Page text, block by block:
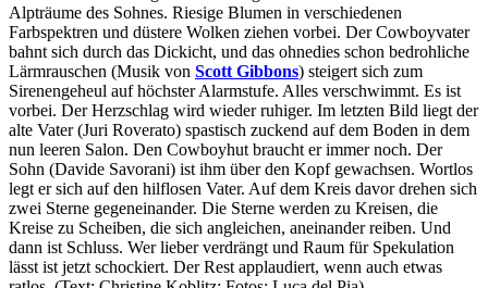
Alpträume des Sohnes. Riesige Blumen in verschiedenen
Farbspektren und düstere Wolken ziehen vorbei. Der Cowboyvater
bahnt sich durch das Dickicht, und das ohnedies schon bedrohliche
Lärmrauschen (Musik von Scott Gibbons) steigert sich zum
Sirenengeheul auf höchster Alarmstufe. Alles verschwimmt. Es ist
vorbei. Der Herzschlag wird wieder ruhiger. Im letzten Bild liegt der
alte Vater(Juri Roverato) spastisch zuckend auf dem Boden in dem
nun leeren Salon. Den Cowboyhut braucht er immer noch. Der
Sohn (Davide Savorani) ist ihm über den Kopf gewachsen. Wortlos
legt er sich auf den hilflosen Vater. Auf dem Kreis davor drehen sich
zwei Sterne gegeneinander. Die Sterne werden zu Kreisen, die
Kreise zu Scheiben, die sich angleichen, aneinander reiben. Und
dann ist Schluss. Wer lieber verdrängt und Raum für Spekulation
lässt ist jetzt schockiert. Der Rest applaudiert, wenn auch etwas